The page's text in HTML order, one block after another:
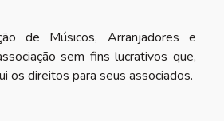
de Músicos, Arranjadores e
sem fins lucrativos que,
os direitos para seus associados.